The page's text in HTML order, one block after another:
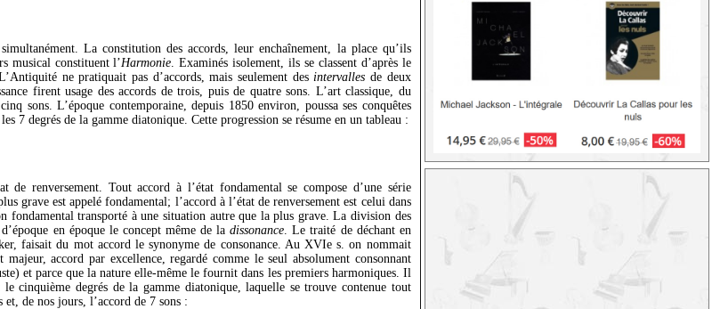
La constitution des accords, leur enchaînement, la place qu’ils
musical constituent l’Harmonie. Examinés isolement, ils se classent d’après le
ne pratiquait pas d’accords, mais seulement desintervalles de deux
firent usage des accords de trois, puis de quatre sons. L’art classique, du
sons. L’époque contemporaine, depuis 1850 environ, poussa ses conquêtes
7 degrés de la gamme diatonique. Cette progression se résume en un tableau :
de renversement. Tout accord à l’état fondamental se compose d’une série
grave est appelé fondamental; l’accord à l’état de renversement est celui dans
fondamental transporté à une situation autre que la plus grave. La division des
en époque le concept même de ladissonance. Le traité de déchant en
faisait du mot accord le synonyme de consonance. Au XVIe s. on nommait
majeur, accord par excellence, regardé comme le seul absolument consonnant
et parce que la nature elle-même le fournit dans les premiers harmoniques. Il
cinquième degrés de la gamme diatonique, laquelle se trouve contenue tout
de nos jours, l’accord de 7 sons :